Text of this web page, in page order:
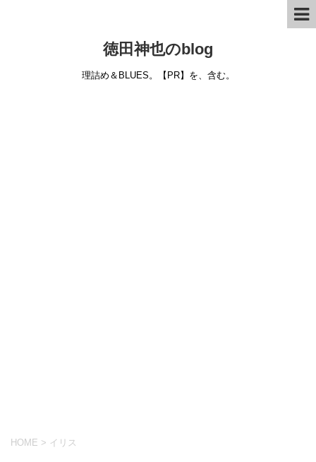
徳田神也のblog
理詰め＆BLUES。【PR】を、含む。
HOME > イリス